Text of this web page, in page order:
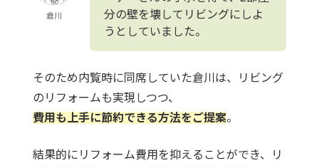
倉川
分の壁を壊してリビングにしよ
うとしていました。
そのため内覧時に同席していた倉川は、リビング
のリフォームも実現しつつ、
費用も上手に節約できる方法をご提案。
結果的にリフォーム費用を抑えることができ、リ